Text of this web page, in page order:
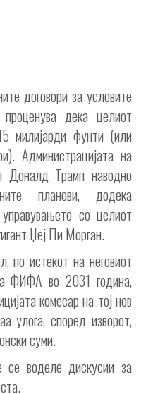
договори за условите
дека целиот
милијарди фунти (или
Администрацијата на
Доналд Трамп наводно
планови, додека
со целиот
Џеј Пи Морган.
по истекот на неговиот
ФИФА во 2031 година,
комесар на тој нов
улога, според изворот,
суми.
воделе дискусии за